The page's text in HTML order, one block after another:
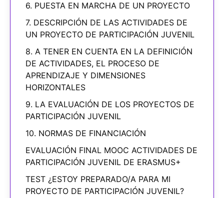
6. PUESTA EN MARCHA DE UN PROYECTO
7. DESCRIPCIÓN DE LAS ACTIVIDADES DE
UN PROYECTO DE PARTICIPACIÓN JUVENIL
8. A TENER EN CUENTA EN LA DEFINICIÓN
DE ACTIVIDADES, EL PROCESO DE
APRENDIZAJE Y DIMENSIONES
HORIZONTALES
9. LA EVALUACIÓN DE LOS PROYECTOS DE
PARTICIPACIÓN JUVENIL
10. NORMAS DE FINANCIACIÓN
EVALUACIÓN FINAL MOOC ACTIVIDADES DE
PARTICIPACIÓN JUVENIL DE ERASMUS+
TEST ¿ESTOY PREPARADO/A PARA MI
PROYECTO DE PARTICIPACIÓN JUVENIL?